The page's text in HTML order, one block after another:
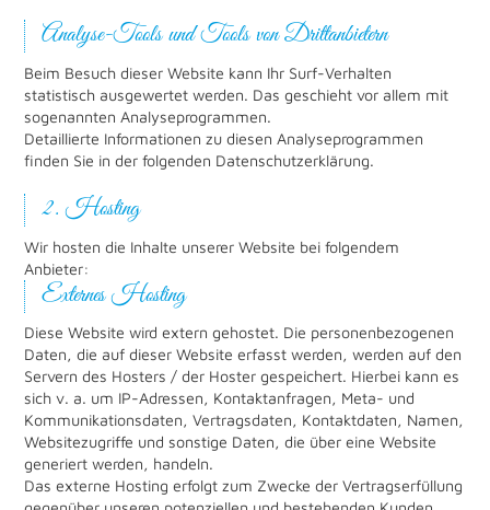
Analyse-Tools und Tools von Dritt­anbietern
Beim Besuch dieser Website kann Ihr Surf-Verhalten
statistisch ausgewertet werden. Das geschieht vor allem mit
sogenannten Analyseprogrammen.
Detaillierte Informationen zu diesen Analyseprogrammen
finden Sie in der folgenden Datenschutzerklärung.
2. Hosting
Wir hosten die Inhalte unserer Website bei folgendem
Anbieter:
Externes Hosting
Diese Website wird extern gehostet. Die personenbezogenen
Daten, die auf dieser Website erfasst werden, werden auf den
Servern des Hosters / der Hoster gespeichert. Hierbei kann es
sich v. a. um IP-Adressen, Kontaktanfragen, Meta- und
Kommunikationsdaten, Vertragsdaten, Kontaktdaten, Namen,
Websitezugriffe und sonstige Daten, die über eine Website
generiert werden, handeln.
Das externe Hosting erfolgt zum Zwecke der Vertragserfüllung